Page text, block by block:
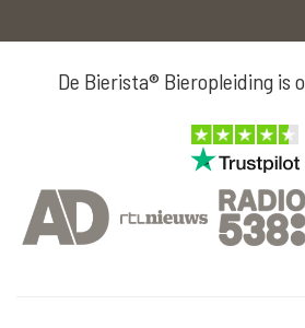
De Bierista® Bieropleiding is